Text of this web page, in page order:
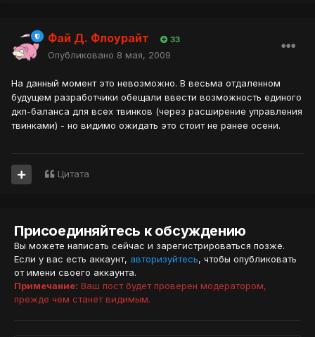
Фай Д. Флоурайт 33
Опубликовано 8 мая, 2009
На данный момент это невозможно. В весьма отдаленном
будущем разработчики обещали ввести возможность единого
дкп-баланса для всех твинков (через расширение управления
твинками) - но видимо ожидать это стоит не ранее осени.
Цитата
Присоединяйтесь к обсуждению
Вы можете написать сейчас и зарегистрироваться позже.
Если у вас есть аккаунт, авторизуйтесь, чтобы опубликовать
от имени своего аккаунта.
Примечание: Ваш пост будет проверен модератором,
прежде чем станет видимым.